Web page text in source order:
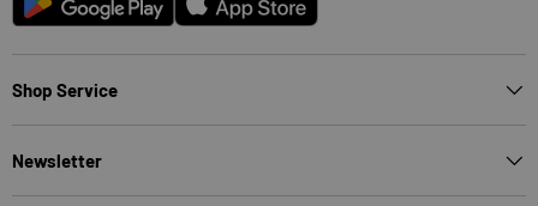
Android App Store
Shop Service
Newsletter